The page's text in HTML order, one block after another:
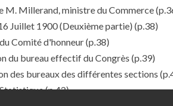
M. Millerand, ministre du Commerce
Juillet 1900 (Deuxième partie) (p.38)
Comité d'honneur(p.38)
du bureau effectif du Congrès (p.39)
des bureaux des différentes sections
(p.42)